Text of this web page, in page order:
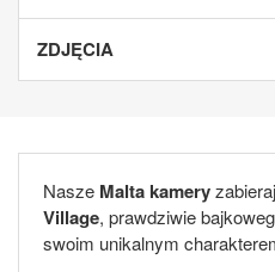
ZDJĘCIA
Nasze Malta kamery
Village, prawdziwie
swoim unikalnym